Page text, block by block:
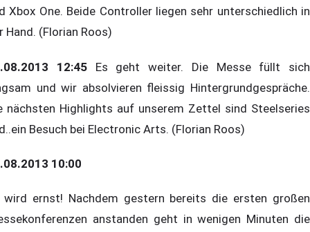
Xbox One. Beide Controller liegen sehr unterschiedlich in
Hand. (Florian Roos)
12:45Es geht weiter. Die Messe füllt sich
und wir absolvieren fleissig Hintergrundgespräche.
nächsten Highlights auf unserem Zettel sind Steelseries
Besuch bei Electronic Arts. (Florian Roos)
10:00
wird ernst! Nachdem gestern bereits die ersten großen
anstanden geht in wenigen Minuten die